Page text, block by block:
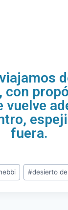
con
vuelve
fuera.
#desierto